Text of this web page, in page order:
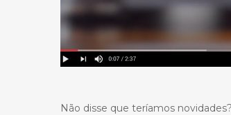
Não disse que teríamos